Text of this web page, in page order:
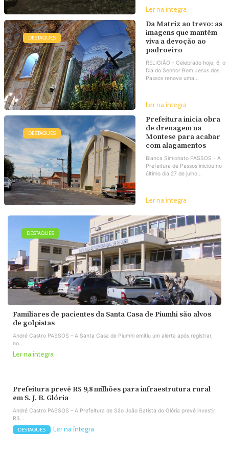
Ler na íntegra
DESTAQUES
Da Matriz ao trevo: as
imagens que mantêm
viva a devoção ao
padroeiro
RELIGIÃO - Celebrado hoje, 6, o
Dia do Senhor Bom Jesus dos
Passos renova uma...
Ler na íntegra
DESTAQUES
Prefeitura inicia obra
de drenagem na
Montese para acabar
com alagamentos
Bianca Simionato PASSOS - A
Prefeitura de Passos iniciou no
último dia 27 de julho...
Ler na íntegra
DESTAQUES
Familiares de pacientes da Santa Casa de Piumhi são alvos
de golpistas
André Castro PASSOS – A Santa Casa de Piumhi emitiu um alerta após registrar,
no...
Ler na íntegra
Prefeitura prevê R$ 9,8 milhões para infraestrutura rural
em S. J. B. Glória
André Castro PASSOS – A Prefeitura de São João Batista do Glória prevê investir
R$...
DESTAQUES Ler na íntegra